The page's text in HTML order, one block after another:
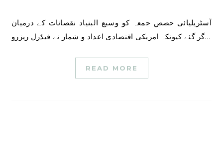
آسٹریلیائی حصص جمعہ کو وسیع البنیاد نقصانات کے درمیان
گر گئے کیونکہ امریکی اقتصادی اعداد و شمار نے فیڈرل ریزرو…
READ MORE